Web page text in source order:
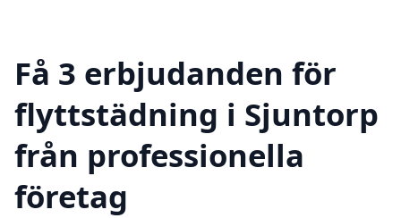
Få 3 erbjudanden för
flyttstädning i Sjuntorp
från professionella
företag